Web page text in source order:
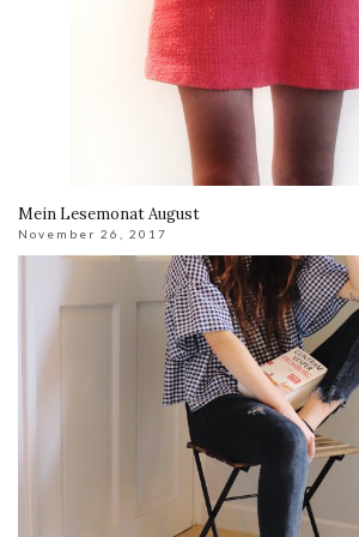
Mein Lesemonat August
November 26, 2017